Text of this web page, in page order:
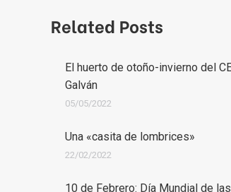
Related Posts
El huerto de otoño-invierno del
Galván
05/05/2022
Una «casita de lombrices»
22/02/2022
10 de Febrero: Día Mundial de